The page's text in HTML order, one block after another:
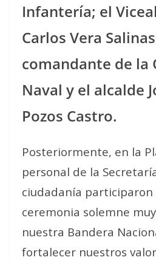
Infantería; el
Carlos Vera
comandante de la
Naval y el alcalde
Pozos Castro.
Posteriormente, en la
personal de la
ciudadanía participaron
ceremonia solemne
nuestra Bandera
fortalecer nuestros